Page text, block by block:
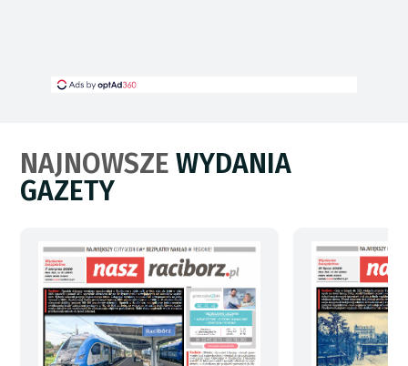
NAJNOWSZEWYDANIA
GAZETY